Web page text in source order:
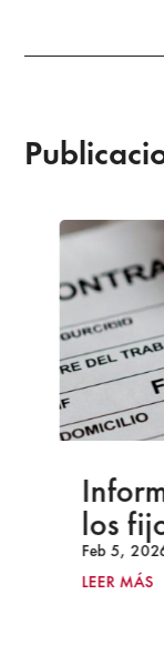
los
Feb 5, 2026
LEER MÁS